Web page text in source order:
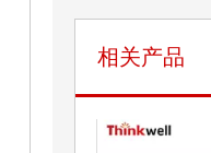
相关产品
日式开体钩钩花篮